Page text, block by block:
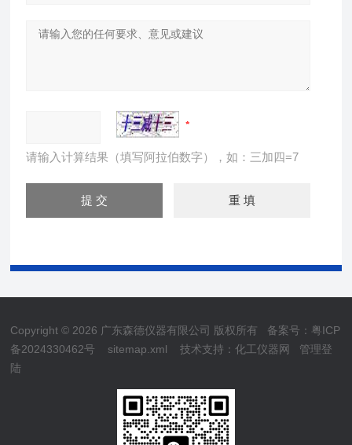
请输入计算结果（填写阿拉伯数字），如：三加四=7
Copyright © 2026 广东森德仪器有限公司 版权所有 备案号：粤ICP
备2024330462号
sitemap.xml 技术支持：化工仪器网
管理登
陆